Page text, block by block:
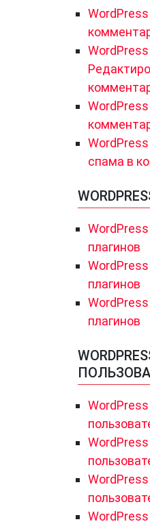
спама в
плагинов
плагинов
плагинов